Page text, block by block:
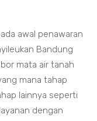
awal penawaran
Bandung
mata air tanah
mana tahap
lainnya seperti
dengan